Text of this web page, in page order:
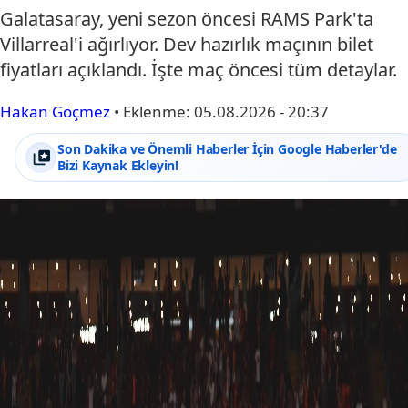
Galatasaray, yeni sezon öncesi RAMS Park'ta
Villarreal'i ağırlıyor. Dev hazırlık maçının bilet
fiyatları açıklandı. İşte maç öncesi tüm detaylar.
Hakan Göçmez • Eklenme: 05.08.2026 - 20:37
Son Dakika ve Önemli Haberler İçin Google Haberler'de
Bizi Kaynak Ekleyin!